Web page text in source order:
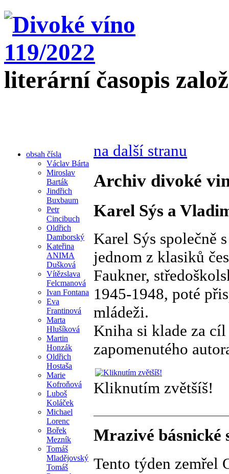
literární časopis
obsah čísla
Václav Bárta
Miroslav
Barták
Jindřich
Buxbaum
Petr
Cincibuch
Oldřich
Damborský
Kateřina
ANIMA
Dušková
Vítězslava
Felcmanová
Ivan Fontana
Eva
Frantinová
Marta
Hlušíková
Martin
Honzák
Oldřich
Hostaša
Marie
Kofroňová
Luboš
Koláček
Michael
Lorenc
Bořek
Mezník
Tomáš
Mladějovský
Tomáš
na další stranu
Archiv divoké
Karel Sýs a
Karel Sýs společně
jednom z klasiků
Faukner,
1945-1948, poté
mládeži.
Kniha si klade za
zapomenutého
Kliknutím zvětšíš!
Mrazivé básnické
Tento týden zemřel